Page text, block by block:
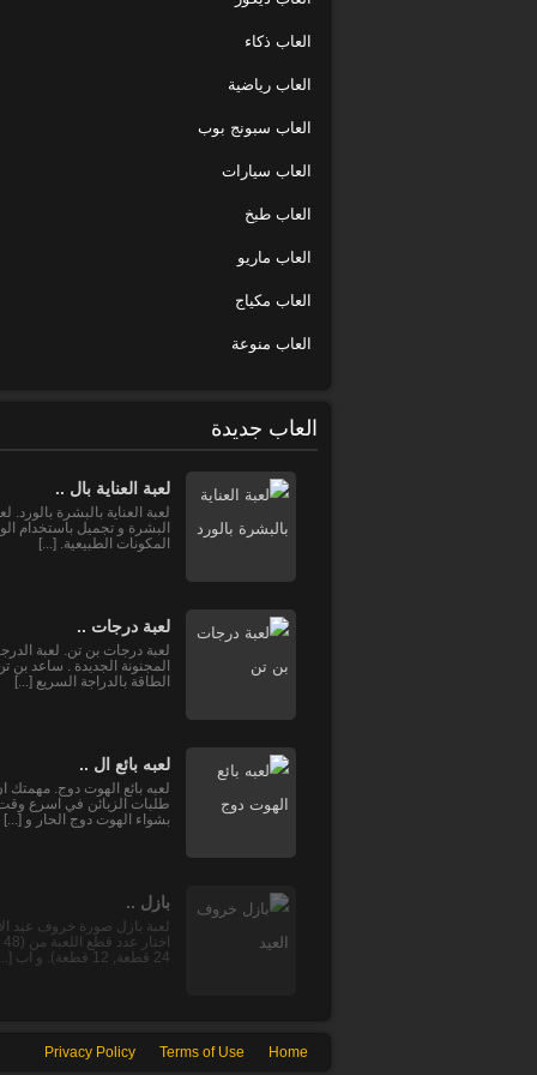
العاب ذكاء
العاب رياضية
العاب سبونج بوب
العاب سيارات
العاب طبخ
العاب ماريو
العاب مكياج
العاب منوعة
العاب جديدة
لعبة العناية بال ..
لعبة العناية بالبشرة بالورد.
البشرة و تجميل باستخدام
المكونات الطبيعية. [...]
لعبة درجات ..
لعبة درجات بن تن. لعبة
المجنونة الجديدة . ساعد
الطاقة بالدراجة السريع [...]
لعبه بائع ال ..
لعبه بائع الهوت دوج. مهمتك
طلبات الزبائن في اسرع
بشواء الهوت دوج الحار و [...]
بازل ..
لعبة بازل صورة خروف عيد
24 قطعة, 12 قطعة). و اب [...]
Home
Terms of Use
Privacy Policy